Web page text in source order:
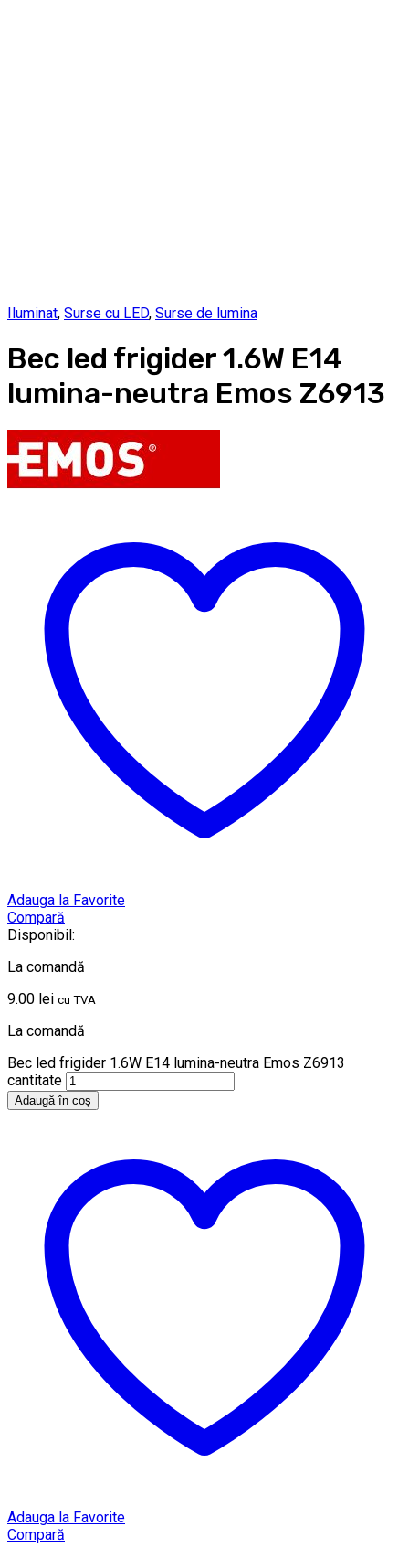
Iluminat, Surse cu LED, Surse de lumina
Bec led frigider 1.6W E14
lumina-neutra Emos Z6913
Adauga la Favorite
Compară
Disponibil:
La comandă
9.00 lei cu TVA
La comandă
Bec led frigider 1.6W E14 lumina-neutra Emos Z6913
cantitate
Adaugă în coș
Adauga la Favorite
Compară